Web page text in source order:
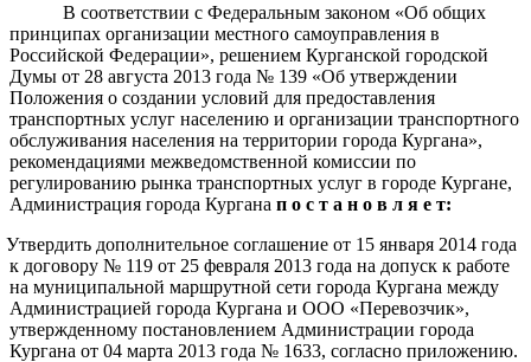
В соответствии с Федеральным законом «Об общих
принципах организации местного самоуправления в
Российской Федерации», решением Курганской городской
Думы от 28 августа 2013 года № 139 «Об утверждении
Положения о создании условий для предоставления
транспортных услуг населению и организации транспортного
обслуживания населения на территории города Кургана»,
рекомендациями межведомственной комиссии по
регулированию рынка транспортных услуг в городе Кургане,
Администрация города Кургана п о с т а н о в л я е т:
Утвердить дополнительное соглашение от 15 января 2014 года
к договору № 119 от 25 февраля 2013 года на допуск к работе
на муниципальной маршрутной сети города Кургана между
Администрацией города Кургана и ООО «Перевозчик»,
утвержденному постановлением Администрации города
Кургана от 04 марта 2013 года № 1633, согласно приложению.